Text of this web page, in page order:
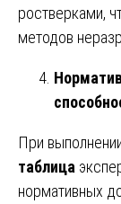
ростверками,
методов
При
таблица
нормативных